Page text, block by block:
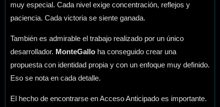
muy especial. Cada nivel exige concentración, reflejos y
paciencia. Cada victoria se siente ganada.
También es admirable el trabajo realizado por un único
desarrollador. MonteGallo ha conseguido crear una
propuesta con identidad propia y con un enfoque muy definido.
Eso se nota en cada detalle.
El hecho de encontrarse en Acceso Anticipado es importante.